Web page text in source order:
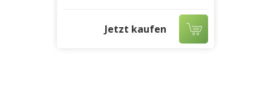
Jetzt kaufen